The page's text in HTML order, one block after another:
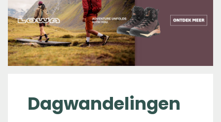
Dagwandelingen